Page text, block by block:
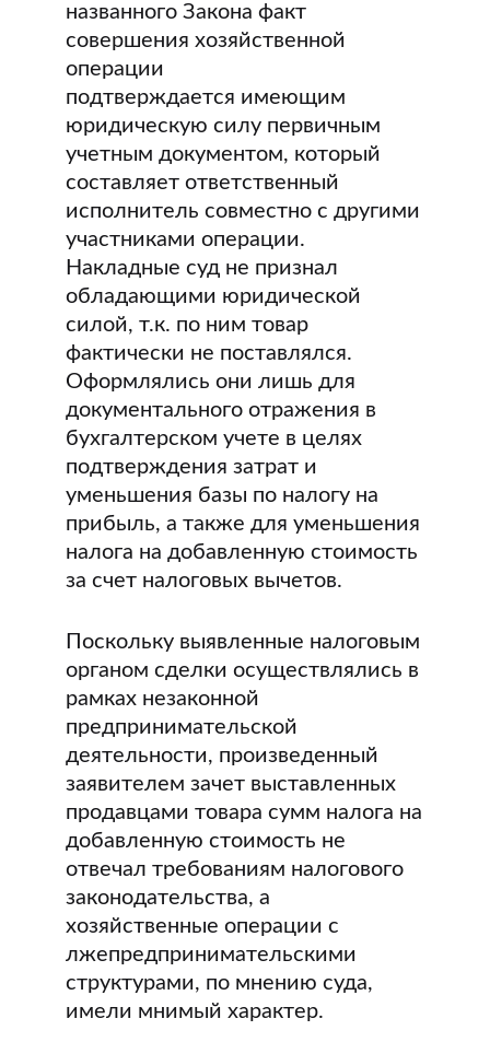
названного Закона факт
совершения хозяйственной
операции
подтверждается имеющим
юридическую силу первичным
учетным документом, который
составляет ответственный
исполнитель совместно с другими
участниками операции.
Накладные суд не признал
обладающими юридической
силой, т.к. по ним товар
фактически не поставлялся.
Оформлялись они лишь для
документального отражения в
бухгалтерском учете в целях
подтверждения затрат и
уменьшения базы по налогу на
прибыль, а также для уменьшения
налога на добавленную стоимость
за счет налоговых вычетов.
Поскольку выявленные налоговым
органом сделки осуществлялись в
рамках незаконной
предпринимательской
деятельности, произведенный
заявителем зачет выставленных
продавцами товара сумм налога на
добавленную стоимость не
отвечал требованиям налогового
законодательства, а
хозяйственные операции с
лжепредпринимательскими
структурами, по мнению суда,
имели мнимый характер.